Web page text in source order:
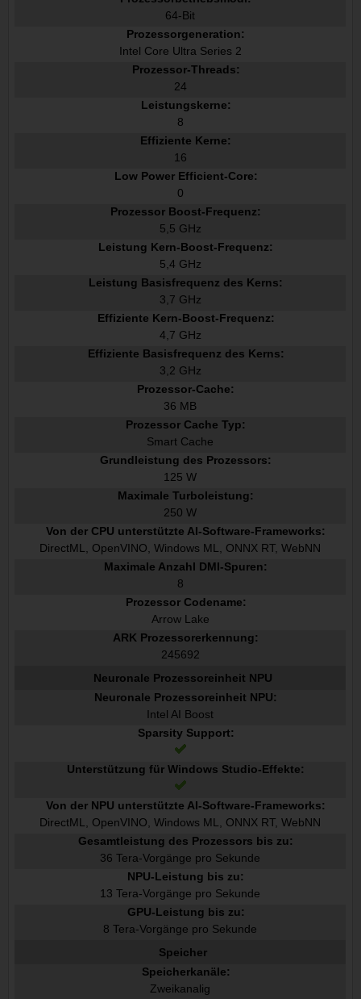
64-Bit
Prozessorgeneration:
Intel Core Ultra Series 2
Prozessor-Threads:
24
Leistungskerne:
8
Effiziente Kerne:
16
Low Power Efficient-Core:
0
Prozessor Boost-Frequenz:
5,5 GHz
Leistung Kern-Boost-Frequenz:
5,4 GHz
Leistung Basisfrequenz des Kerns:
3,7 GHz
Effiziente Kern-Boost-Frequenz:
4,7 GHz
Effiziente Basisfrequenz des Kerns:
3,2 GHz
Prozessor-Cache:
36 MB
Prozessor Cache Typ:
Smart Cache
Grundleistung des Prozessors:
125 W
Maximale Turboleistung:
250 W
Von der CPU unterstützte AI-Software-Frameworks:
DirectML, OpenVINO, Windows ML, ONNX RT, WebNN
Maximale Anzahl DMI-Spuren:
8
Prozessor Codename:
Arrow Lake
ARK Prozessorerkennung:
245692
Neuronale Prozessoreinheit NPU
Neuronale Prozessoreinheit NPU:
Intel AI Boost
Sparsity Support:
Unterstützung für Windows Studio-Effekte:
Von der NPU unterstützte AI-Software-Frameworks:
DirectML, OpenVINO, Windows ML, ONNX RT, WebNN
Gesamtleistung des Prozessors bis zu:
36 Tera-Vorgänge pro Sekunde
NPU-Leistung bis zu:
13 Tera-Vorgänge pro Sekunde
GPU-Leistung bis zu:
8 Tera-Vorgänge pro Sekunde
Speicher
Speicherkanäle:
Zweikanalig